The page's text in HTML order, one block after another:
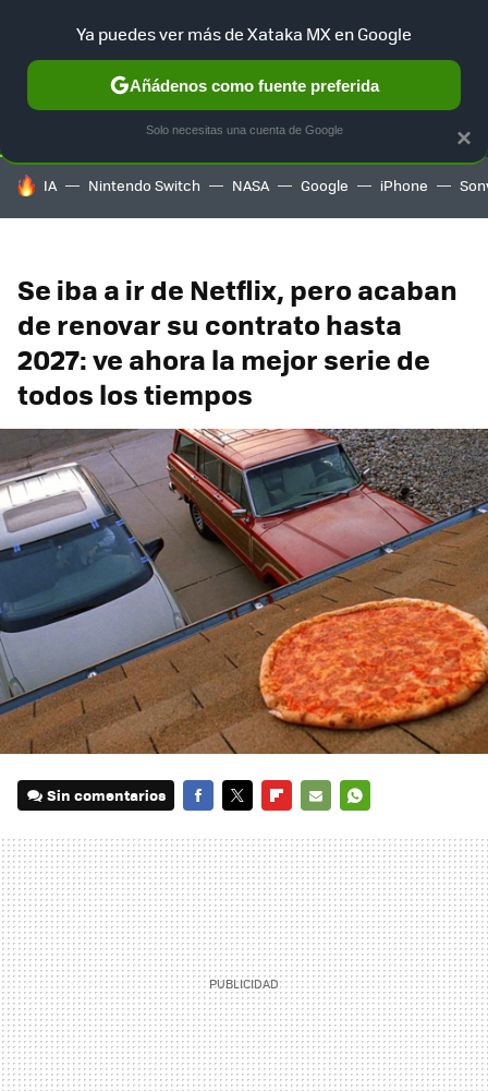
SELECCIÓN GAMING HOME AUTO TERRITORIO
HOY SE HABLA DE
IA Nintendo Switch NASA Google iPhone
Se iba a ir de Netflix, pero acaban
de renovar su contrato hasta
2027: ve ahora la mejor serie de
todos los tiempos
Sin comentarios
MAIL
×
Ya puedes ver más de Xataka MX en Google
Añádenos como fuente preferida
Solo necesitas una cuenta de Google